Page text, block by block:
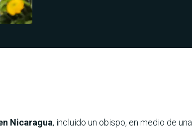
Nicaragua, incluido un obispo, en medio de una